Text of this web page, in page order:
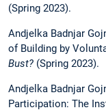
(Spring 2023).
Andjelka Badnjar
of Building by
Bust? (Spring 2023).
Andjelka Badnjar
Participation: The